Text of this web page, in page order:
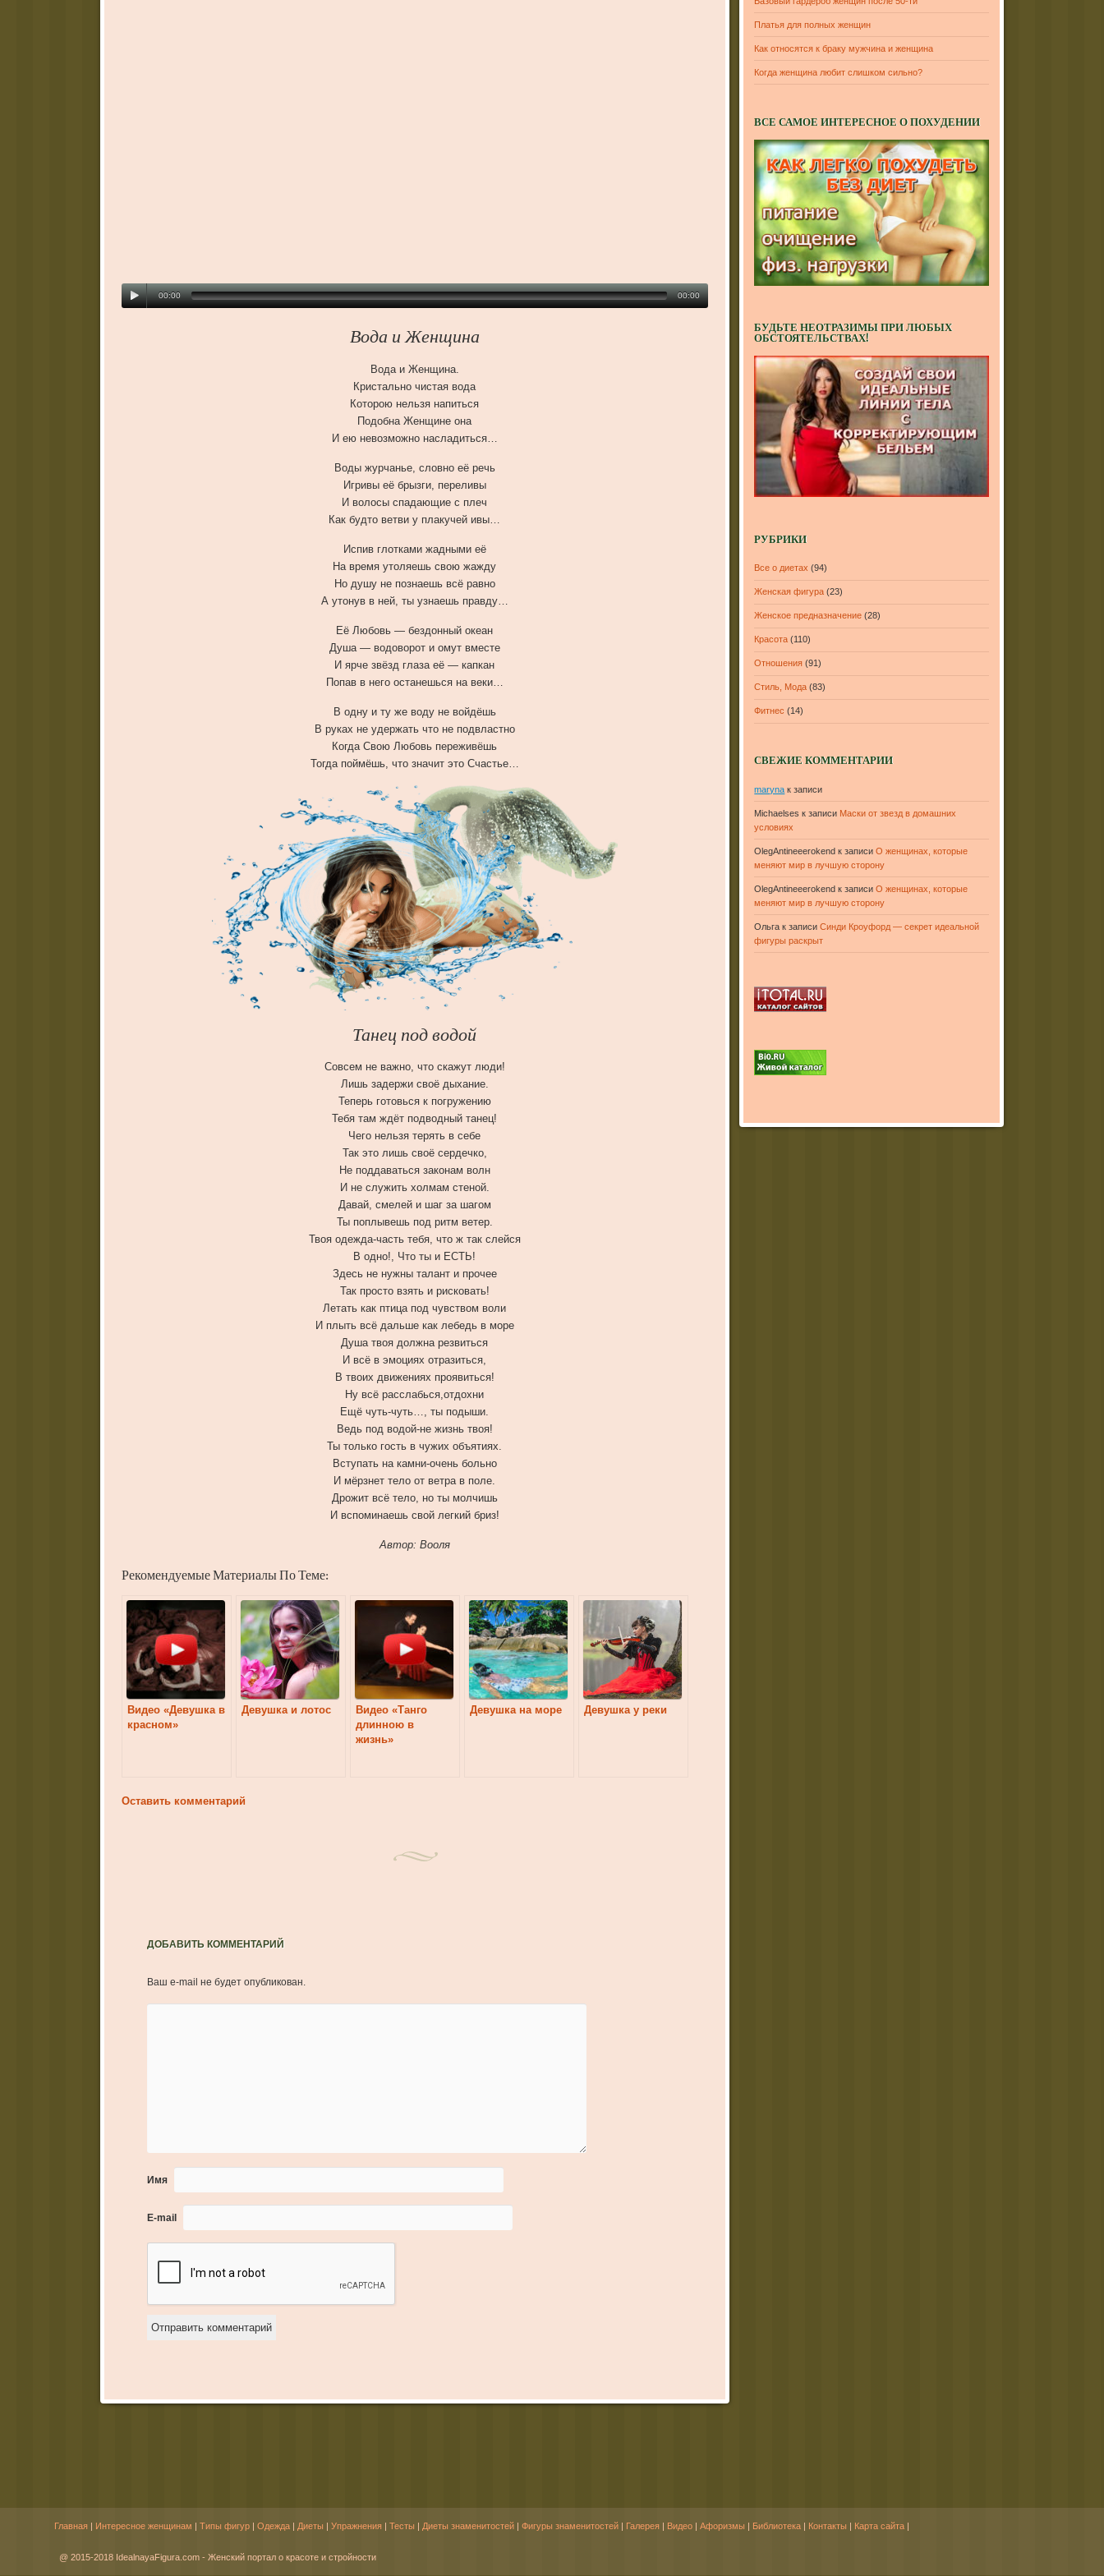
00:00 00:00
Вода и Женщина
Вода и Женщина.
Кристально чистая вода
Которою нельзя напиться
Подобна Женщине она
И ею невозможно насладиться…
Воды журчанье, словно её речь
Игривы её брызги, переливы
И волосы спадающие с плеч
Как будто ветви у плакучей ивы…
Испив глотками жадными её
На время утоляешь свою жажду
Но душу не познаешь всё равно
А утонув в ней, ты узнаешь правду…
Её Любовь — бездонный океан
Душа — водоворот и омут вместе
И ярче звёзд глаза её — капкан
Попав в него останешься на веки…
В одну и ту же воду не войдёшь
В руках не удержать что не подвластно
Когда Свою Любовь переживёшь
Тогда поймёшь, что значит это Счастье…
Танец под водой
Совсем не важно, что скажут люди!
Лишь задержи своё дыхание.
Теперь готовься к погружению
Тебя там ждёт подводный танец!
Чего нельзя терять в себе
Так это лишь своё сердечко,
Не поддаваться законам волн
И не служить холмам стеной.
Давай, смелей и шаг за шагом
Ты поплывешь под ритм ветер.
Твоя одежда-часть тебя, что ж так слейся
В одно!, Что ты и ЕСТЬ!
Здесь не нужны талант и прочее
Так просто взять и рисковать!
Летать как птица под чувством воли
И плыть всё дальше как лебедь в море
Душа твоя должна резвиться
И всё в эмоциях отразиться,
В твоих движениях проявиться!
Ну всё расслабься,отдохни
Ещё чуть-чуть…, ты подыши.
Ведь под водой-не жизнь твоя!
Ты только гость в чужих объятиях.
Вступать на камни-очень больно
И мёрзнет тело от ветра в поле.
Дрожит всё тело, но ты молчишь
И вспоминаешь свой легкий бриз!
Автор: Вооля
Рекомендуемые Материалы По Теме:
Видео «Девушка в
красном»
Девушка и лотос
Видео «Танго
длинною в
жизнь»
Девушка на море Девушка у реки
Оставить комментарий
ДОБАВИТЬ КОММЕНТАРИЙ
Ваш e-mail не будет опубликован.
Имя
E-mail
Платья для полных женщин
Как относятся к браку мужчина и женщина
Когда женщина любит слишком сильно?
ВСЕ САМОЕ ИНТЕРЕСНОЕ О ПОХУДЕНИИ
БУДЬТЕ НЕОТРАЗИМЫ ПРИ ЛЮБЫХ
ОБСТОЯТЕЛЬСТВАХ!
РУБРИКИ
Все о диетах (94)
Женская фигура (23)
Женское предназначение (28)
Красота (110)
Отношения (91)
Стиль, Мода (83)
Фитнес (14)
СВЕЖИЕ КОММЕНТАРИИ
maryna к записи
Michaelses к записи Маски от звезд в домашних
условиях
OlegAntineeerokend к записиО женщинах, которые
меняют мир в лучшую сторону
OlegAntineeerokend к записиО женщинах, которые
меняют мир в лучшую сторону
Ольга к записиСинди Кроуфорд — секрет идеальной
фигуры раскрыт
Главная Интересное женщинам Типы фигур Одежда Диеты Упражнения Тесты Диеты знаменитостей Фигуры знаменитостей Галерея Видео Афоризмы Библиотека Контакты Карта сайта
@ 2015-2018 IdealnayaFigura.com - Женский портал о красоте и стройности